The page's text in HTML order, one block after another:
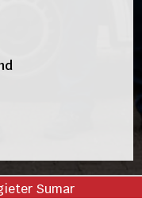
Sumar